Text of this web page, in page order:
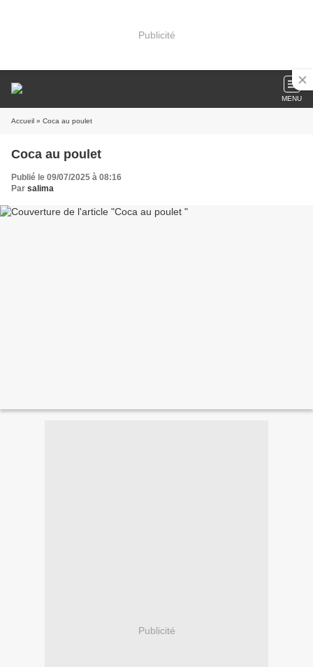
Publicité
MENU
Accueil » Coca au poulet
Coca au poulet
Publié le 09/07/2025 à 08:16
Par salima
Publicité